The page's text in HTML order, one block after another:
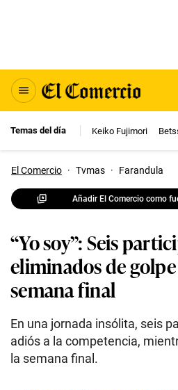
Temas del día Keiko Fujimori
El Comercio · Tvmas · Farandula
Añadir El Comercio como
“Yo soy”: Seis
eliminados de
semana final
En una jornada insólita, seis
adiós a la competencia,
la semana final.